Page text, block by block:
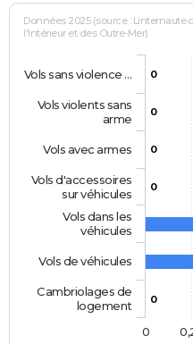
Données 2025 (source :
l'Intérieur et des Outre-Mer)
0
0
0
0
0
Vols sans violence …
Vols violents sans
arme
Vols avec armes
Vols d'accessoires
sur véhicules
Vols dans les
véhicules
Vols de véhicules
Cambriolages de
logement
0